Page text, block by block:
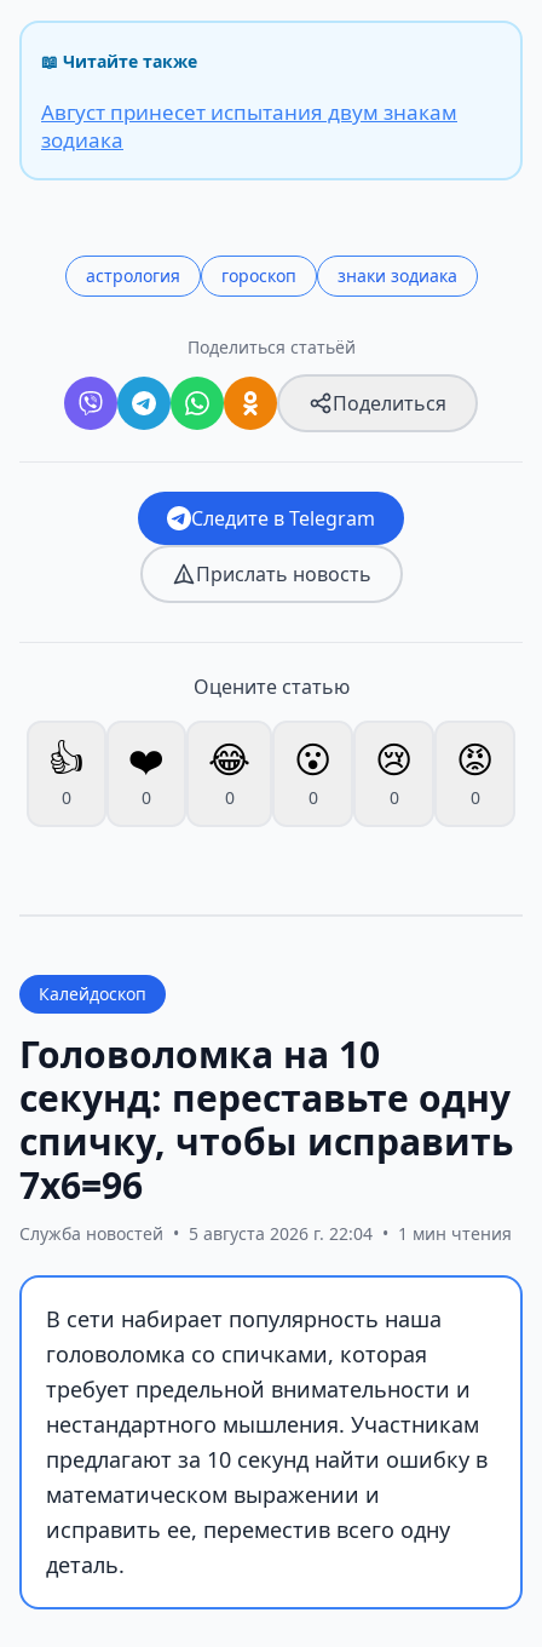
📖 Читайте также
Август принесет испытания двум знакам
зодиака
астрология гороскоп знаки зодиака
Поделиться статьёй
Поделиться
Следите в Telegram
Прислать новость
Оцените статью
👍
0
❤️
0
😂
0
😮
0
😢
0
😡
0
Калейдоскоп
Головоломка на 10
секунд: переставьте одну
спичку, чтобы исправить
7х6=96
Служба новостей • 5 августа 2026 г. 22:04 • 1 мин чтения
В сети набирает популярность наша
головоломка со спичками, которая
требует предельной внимательности и
нестандартного мышления. Участникам
предлагают за 10 секунд найти ошибку в
математическом выражении и
исправить ее, переместив всего одну
деталь.